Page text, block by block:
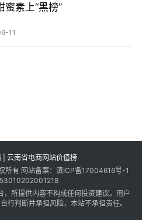
蜜素上“黑榜”
11
| 云南省电商网站价值榜
所有 网站备案：滇ICP备17004616号-1
，所提供内容不构成任何投资建议。用户
行判断并承担风险，本站不承担责任。